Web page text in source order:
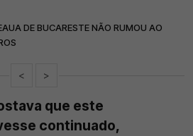
DE BUCARESTE NÃO RUMOU AO
< >
que este
continuado,